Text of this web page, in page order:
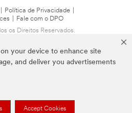
your device to enhance site
and deliver you advertisements
Accept Cookies
Política de Privacidade
Fale com o DPO
os Direitos Reservados.